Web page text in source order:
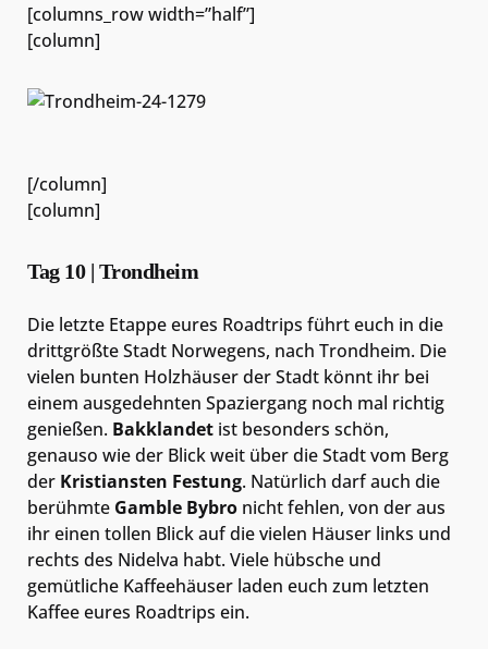
[columns_row width=”half”]
[column]
[/column]
[column]
Tag 10 | Trondheim
Die letzte Etappe eures Roadtrips führt euch in die
drittgrößte Stadt Norwegens, nach Trondheim. Die
vielen bunten Holzhäuser der Stadt könnt ihr bei
einem ausgedehnten Spaziergang noch mal richtig
genießen. Bakklandet ist besonders schön,
genauso wie der Blick weit über die Stadt vom Berg
der Kristiansten Festung. Natürlich darf auch die
berühmte Gamble Bybro nicht fehlen, von der aus
ihr einen tollen Blick auf die vielen Häuser links und
rechts des Nidelva habt. Viele hübsche und
gemütliche Kaffeehäuser laden euch zum letzten
Kaffee eures Roadtrips ein.